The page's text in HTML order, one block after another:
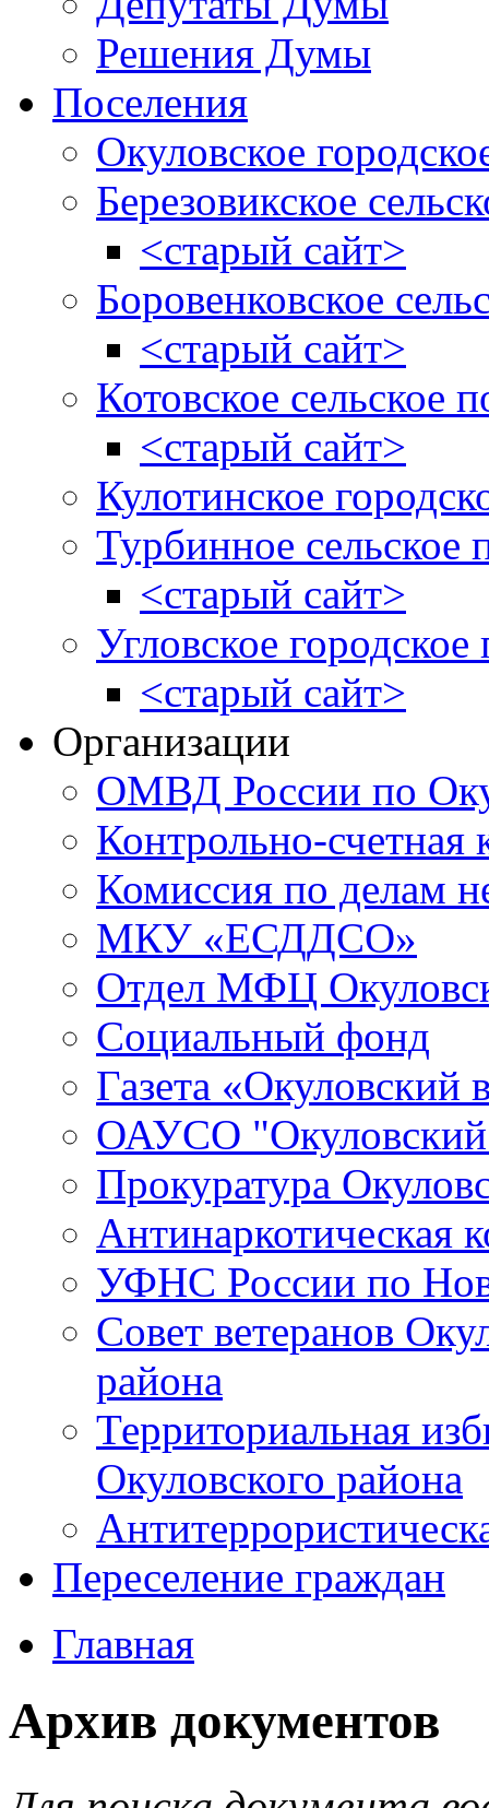
Решения Думы
Поселения
Окуловское
Березовикское
<старый сайт>
Боровенковское
<старый сайт>
Котовское сельское
<старый сайт>
Кулотинское
Турбинное сельское
<старый сайт>
Угловское городское
<старый сайт>
Организации
ОМВД России по
Контрольно-счетная
Комиссия по делам
МКУ «ЕСДДСО»
Отдел МФЦ
Социальный фонд
Газета «Окуловский
ОАУСО
Прокуратура
Антинаркотическая
УФНС России по
Совет ветеранов
района
Территориальная
Окуловского района
Переселение граждан
Главная
Архив документов